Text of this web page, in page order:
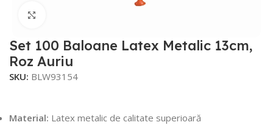
Set 100 Baloane Latex Metalic 13cm,
Roz Auriu
SKU: BLW93154
Material: Latex metalic de calitate superioară